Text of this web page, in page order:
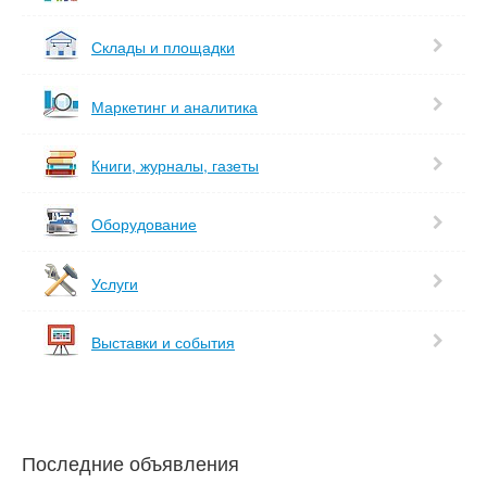
Склады и площадки
Маркетинг и аналитика
Книги, журналы, газеты
Оборудование
Услуги
Выставки и события
Последние объявления